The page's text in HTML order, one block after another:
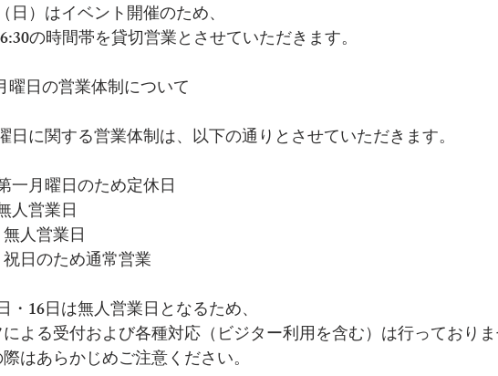
日）はイベント開催のため、
の時間帯を貸切営業とさせていただきます。
曜日の営業体制について
日に関する営業体制は、以下の通りとさせていただきます。
一月曜日のため定休日
人営業日
無人営業日
祝日のため通常営業
・16日は無人営業日となるため、
よる受付および各種対応（ビジター利用を含む）は行っており
はあらかじめご注意ください。